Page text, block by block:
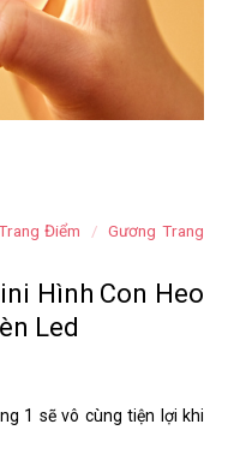
Điểm / Gương Trang
Hình Con Heo
Led
1 sẽ vô cùng tiện lợi khi